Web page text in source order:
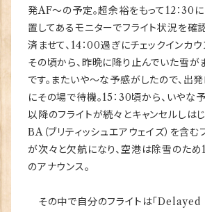
発AF～の予定。超余裕をもって12：30
置してあるモニターでフライト状況を確
済ませて、14：00過ぎにチェックインカウ
その頃から、昨晩に降り止んでいた雪が
です。またいや～な予感がしたので、出
にその場で待機。15：30頃から、いやな
以降のフライトが続々とキャンセルしは
BA（ブリティッシュエアウェイズ）を含
が次々と欠航になり、空港は除雪のた
のアナウンス。
その中で自分のフライトは「